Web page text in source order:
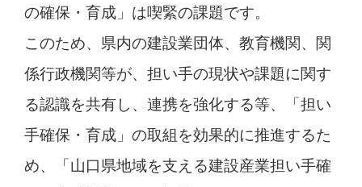
の確保・育成」は喫緊の課題です。
このため、県内の建設業団体、教育機関、関
係行政機関等が、担い手の現状や課題に関す
る認識を共有し、連携を強化する等、「担い
手確保・育成」の取組を効果的に推進するた
め、「山口県地域を支える建設産業担い手確